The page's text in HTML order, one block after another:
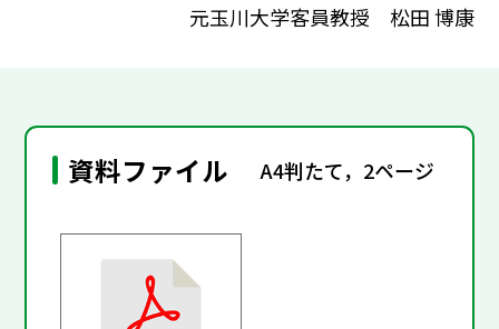
元玉川大学客員教授 松田 博康
資料ファイル A4判たて，2ページ